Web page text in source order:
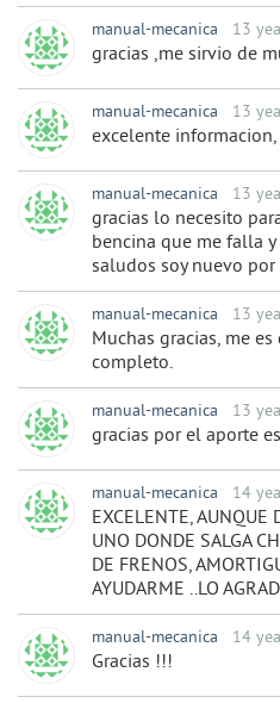
manual-mecanica 13
gracias ,me sirvio de
manual-mecanica 13
excelente informacion,
manual-mecanica 13
gracias lo necesito
bencina que me falla
saludos soy nuevo por
manual-mecanica 13
Muchas gracias, me
completo.
manual-mecanica 13
gracias por el aporte
manual-mecanica 14
EXCELENTE, AUNQUE
UNO DONDE SALGA
DE FRENOS,
AYUDARME ..LO
manual-mecanica 14
Gracias !!!